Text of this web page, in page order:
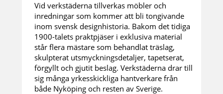
Vid verkstäderna tillverkas möbler och
inredningar som kommer att bli tongivande
inom svensk designhistoria. Bakom det tidiga
1900-talets praktpjäser i exklusiva material
står flera mästare som behandlat träslag,
skulpterat utsmyckningsdetaljer, tapetserat,
förgyllt och gjutit beslag. Verkstäderna drar till
sig många yrkesskickliga hantverkare från
både Nyköping och resten av Sverige.